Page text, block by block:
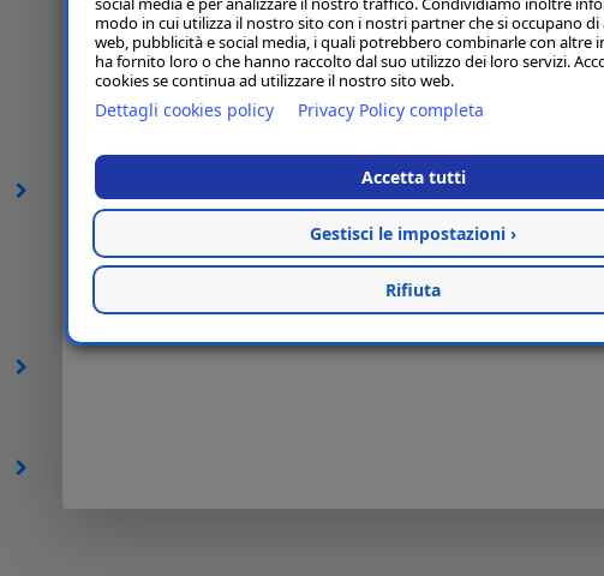
modo in cui utilizza il nostro sito con i nostri partner che si occupano di
web, pubblicità e social media, i quali potrebbero combinarle con altre
ha fornito loro o che hanno raccolto dal suo utilizzo dei loro servizi.
cookies se continua ad utilizzare il nostro sito web.
Dettagli cookies policy Privacy Policy completa
Accetta tutti
Gestisci le impostazioni ›
Rifiuta